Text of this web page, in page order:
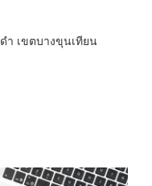
ำ เขตบางขุนเทียน